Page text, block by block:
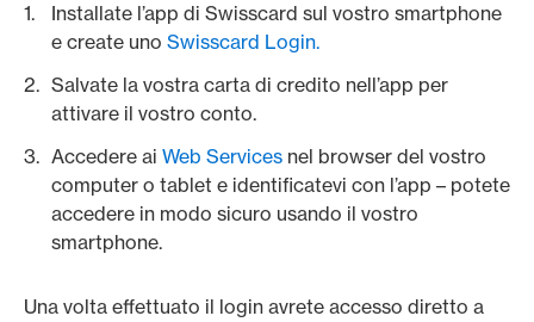
Installate l’app di Swisscard sul vostro smartphone
e create uno Swisscard Login.
Salvate la vostra carta di credito nell’app per
attivare il vostro conto.
Accedere ai Web Services nel browser del vostro
computer o tablet e identificatevi con l’app – potete
accedere in modo sicuro usando il vostro
smartphone.
Una volta effettuato il login avrete accesso diretto a